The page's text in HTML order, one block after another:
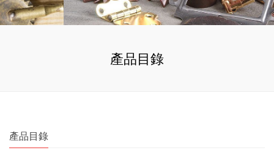
產品目錄
產品目錄